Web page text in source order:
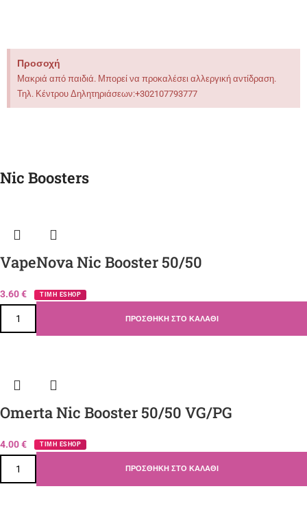
Προσοχή
Μακριά από παιδιά. Μπορεί να προκαλέσει αλλεργική αντίδραση.
Τηλ. Κέντρου Δηλητηριάσεων:+302107793777
Nic Boosters
VapeNova Nic Booster 50/50
3.60€ ΤΙΜΗ ESHOP
ΠΡΟΣΘΉΚΗ ΣΤΟ ΚΑΛΆΘΙ
Omerta Nic Booster 50/50 VG/PG
4.00€ ΤΙΜΗ ESHOP
ΠΡΟΣΘΉΚΗ ΣΤΟ ΚΑΛΆΘΙ